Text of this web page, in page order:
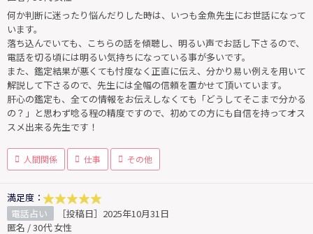
何か判断に迷ったり悩んだりした時は、いつも金魚先生にお世話になって
います。
落ち込んでいても、こちらの話を傾聴し、明るい声でお話し下さるので、
電話を切る頃には明るい気持ちになっている事が多いです。
また、鑑定結果が悪くても忖度なく正直に伝え、分かり易い例えを用いて
解説して下さるので、先生には全幅の信頼を置かせて頂いています。
肝心の鑑定も、全ての情報をお伝えしなくても「どうしてそこまで分かる
の？」と思わず唸る程の精度ですので、初めての方にも自信を持ってオス
スメ出来る先生です！
人間関係 仕事 その他
満足度：
電話占い
［投稿日］2025年10月31日
匿名 / 30代 女性